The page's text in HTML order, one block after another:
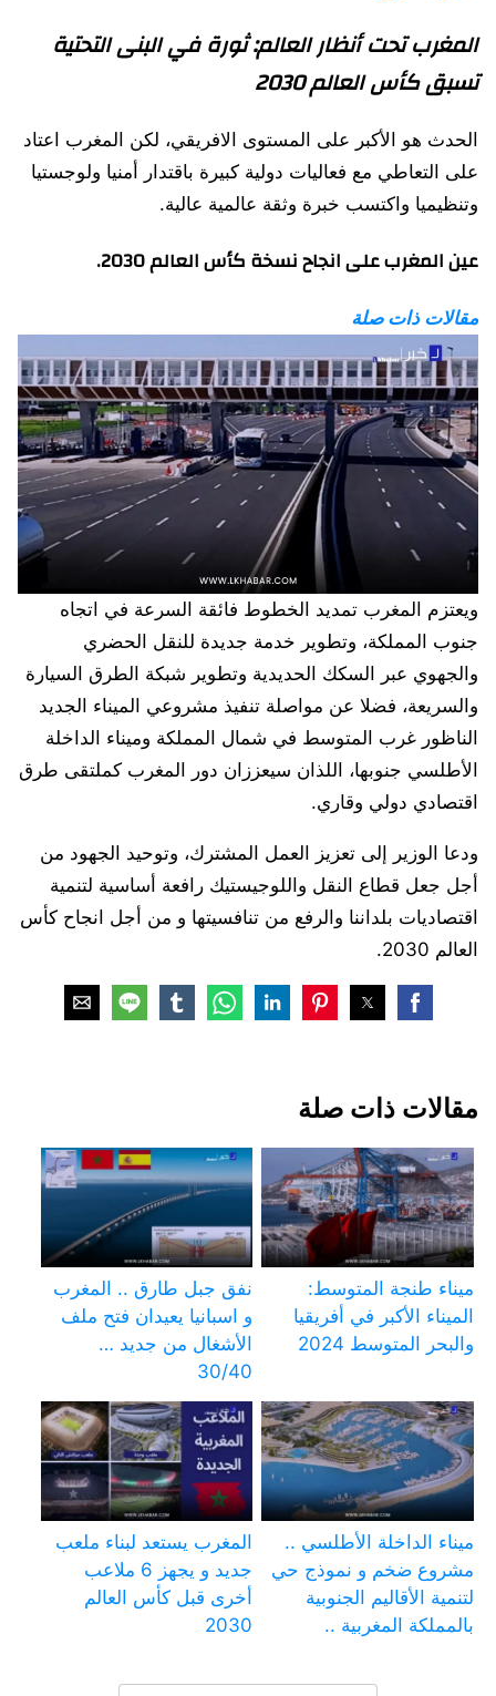
المغرب تحت أنظار العالم:ثورة في البنى التحتية
تسبقكأس العالم 2030
الحدث هو الأكبر على المستوى الافريقي، لكن المغرب اعتاد
على التعاطي مع فعاليات دولية كبيرة باقتدار أمنيا ولوجستيا
وتنظيميا واكتسب خبرة وثقة عالمية عالية.
عين المغرب على انجاح نسخة كأس العالم 2030.
مقالات ذات صلة
ويعتزم المغرب تمديد الخطوط فائقة السرعة في اتجاه
جنوب المملكة، وتطوير خدمة جديدة للنقل الحضري
والجهوي عبر السكك الحديدية وتطوير شبكة الطرق السيارة
والسريعة، فضلا عن مواصلة تنفيذ مشروعي الميناء الجديد
الناظور غرب المتوسط في شمال المملكة وميناء الداخلة
الأطلسي جنوبها، اللذان سيعززان دور المغرب كملتقى طرق
اقتصادي دولي وقاري.
ودعا الوزير إلى تعزيز العمل المشترك، وتوحيد الجهود من
أجل جعل قطاع النقل واللوجيستيك رافعة أساسية لتنمية
اقتصاديات بلداننا والرفع من تنافسيتها و من أجل انجاح كأس
العالم 2030.
مقالات ذات صلة
ميناء طنجة المتوسط:
الميناء الأكبر في أفريقيا
والبحر المتوسط 2024
نفق جبل طارق .. المغرب
و اسبانيا يعيدان فتح ملف
الأشغال من جديد …
30/40
ميناء الداخلة الأطلسي ..
مشروع ضخم و نموذج حي
لتنمية الأقاليم الجنوبية
بالمملكة المغربية ..
المغرب يستعد لبناء ملعب
جديد و يجهز 6 ملاعب
أخرى قبل كأس العالم
2030